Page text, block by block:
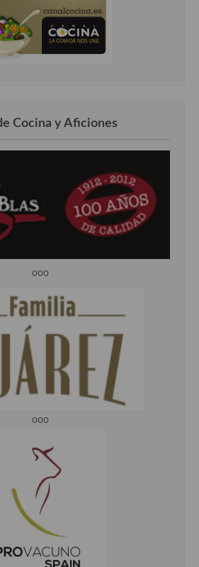
Cocina y Aficiones
ooo
ooo